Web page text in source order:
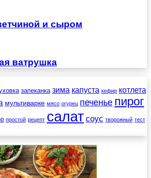
и сыром
ватрушка
запеканка зима капуста кефир котлета
мультиварке мясо огурец печенье пирог
простой рецепт салат соус творожный тест